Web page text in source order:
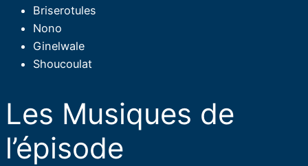
Briserotules
Nono
Ginelwale
Shoucoulat
Les Musiques de
l’épisode​